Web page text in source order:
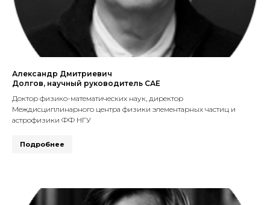
Александр Дмитриевич
Долгов, научный руководитель САЕ
Доктор физико-математических наук, директор
Междисциплинарного центра физики элементарных частиц и
астрофизики ФФ НГУ
Подробнее